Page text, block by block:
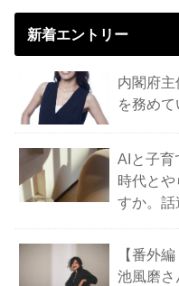
新着エントリー
内閣府
を務め
AIと子育
時代と
すか。話
【番外
池風磨さ